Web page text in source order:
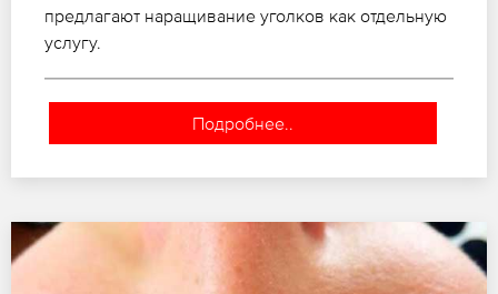
предлагают наращивание уголков как отдельную
услугу.
Подробнее..